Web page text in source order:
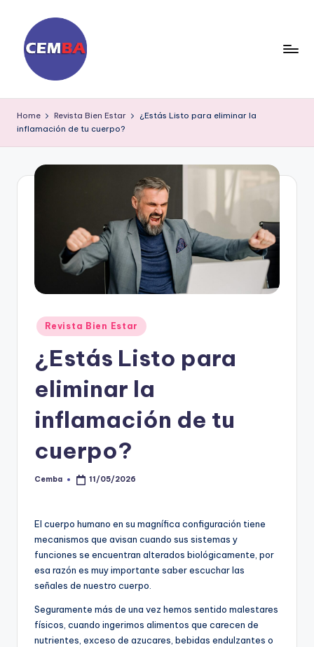
content
ia
ri
Home Revista Bien Estar
¿Estás Listo para eliminar la
inflamación de tu cuerpo?
Posted
in
Revista Bien Estar
¿Estás Listo para
eliminar la
inflamación de tu
cuerpo?
Posted
Cemba 11/05/2026
El cuerpo humano en su magnífica configuración tiene
mecanismos que avisan cuando sus sistemas y
funciones se encuentran alterados biológicamente, por
esa razón es muy importante saber escuchar las
señales de nuestro cuerpo.
Seguramente más de una vez hemos sentido malestares
físicos, cuando ingerimos alimentos que carecen de
nutrientes, exceso de azucares, bebidas endulzantes o